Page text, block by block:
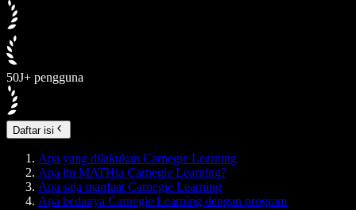
50J+ pengguna
Daftar isi
Apa yang dilakukan Carnegie Learning
Apa itu MATHia Carnegie Learning?
Apa saja manfaat Carnegie Learning
Apa bedanya Carnegie Learning dengan program